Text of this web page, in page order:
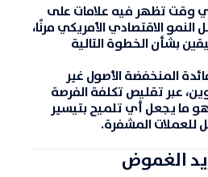
وقت تظهر فيه علامات على
النمو الاقتصادي الأمريكي مرنًا،
بشأن الخطوة التالية
المنخفضة الأصول غير
عبر تقليص تكلفة الفرصة
ما يجعل أي تلميح بتيسير
المشفرة.
الغموض